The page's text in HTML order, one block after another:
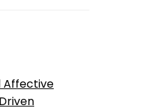
Affective